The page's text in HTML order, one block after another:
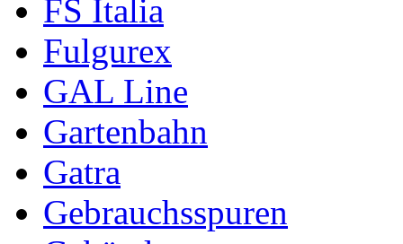
FS Italia
Fulgurex
GAL Line
Gartenbahn
Gatra
Gebrauchsspuren